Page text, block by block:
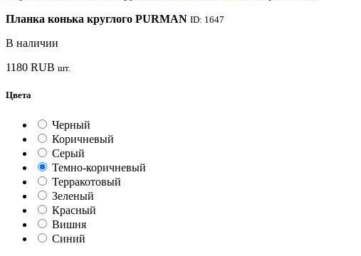
Планка конька круглого PURMAN ID: 1647
В наличии
1180 RUB шт.
Цвета
Черный
Коричневый
Серый
Темно-коричневый
Терракотовый
Зеленый
Красный
Вишня
Синий